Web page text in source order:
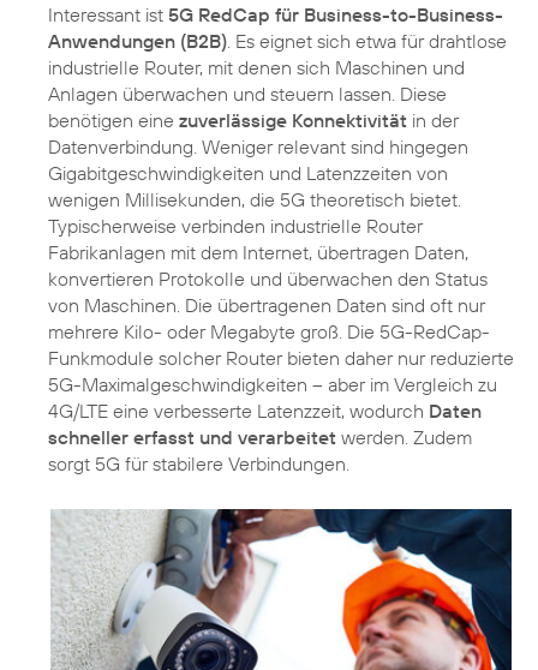
Interessant ist 5G RedCap für Business-to-Business-
Anwendungen (B2B) . Es eignet sich etwa für drahtlose
industrielle Router, mit denen sich Maschinen und
Anlagen überwachen und steuern lassen. Diese
benötigen eine zuverlässige Konnektivität in der
Datenverbindung. Weniger relevant sind hingegen
Gigabitgeschwindigkeiten und Latenzzeiten von
wenigen Millisekunden, die 5G theoretisch bietet.
Typischerweise verbinden industrielle Router
Fabrikanlagen mit dem Internet, übertragen Daten,
konvertieren Protokolle und überwachen den Status
von Maschinen. Die übertragenen Daten sind oft nur
mehrere Kilo- oder Megabyte groß. Die 5G-RedCap-
Funkmodule solcher Router bieten daher nur reduzierte
5G-Maximalgeschwindigkeiten – aber im Vergleich zu
4G/LTE eine verbesserte Latenzzeit, wodurch Daten
schneller erfasst und verarbeitet werden. Zudem
sorgt 5G für stabilere Verbindungen.